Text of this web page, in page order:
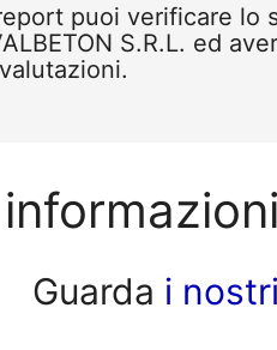
puoi verificare lo
S.R.L. ed
Guarda i